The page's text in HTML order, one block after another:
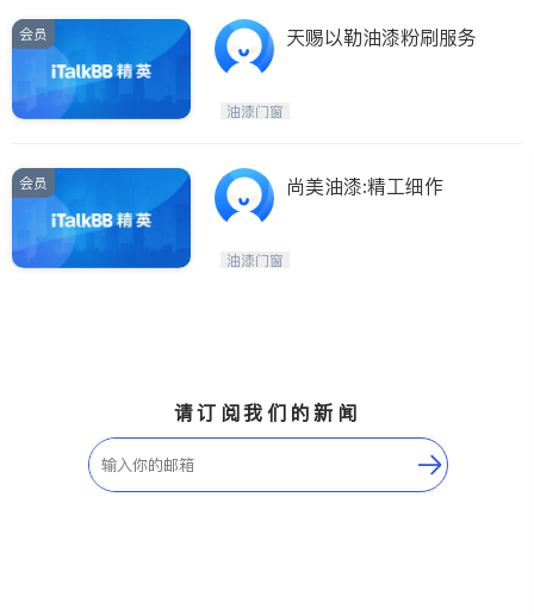
会员 天赐以勒油漆粉刷服务
油漆门窗
会员 尚美油漆:精工细作
油漆门窗
请订阅我们的新闻